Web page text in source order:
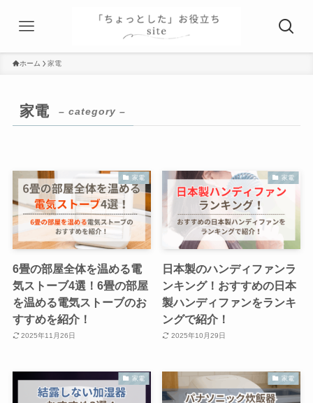
ホーム 家電
家電 – category –
家電
6畳の部屋全体を温める電
気ストーブ4選！6畳の部屋
を温める電気ストーブのお
すすめを紹介！
2025年11月26日
家電
日本製のハンディファンラ
ンキング！おすすめの日本
製ハンディファンをランキ
ングで紹介！
2025年10月29日
家電 家電